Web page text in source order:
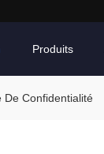
Produits
De Confidentialité